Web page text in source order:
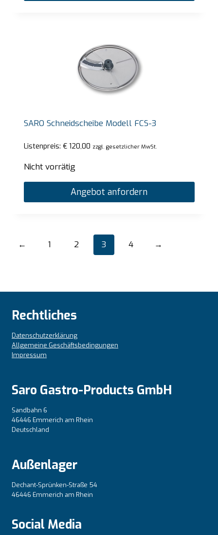
SARO Schneidscheibe Modell FCS-3
Listenpreis: €120,00 zzgl. gesetzlicher MwSt.
Nicht vorrätig
Angebot anfordern
← 1 2 3 4 →
Rechtliches
Datenschutzerklärung
Allgemeine Geschäftsbedingungen
Impressum
Saro Gastro-Products GmbH
Sandbahn 6
46446 Emmerich am Rhein
Deutschland
Außenlager
Dechant-Sprünken-Straße 54
46446 Emmerich am Rhein
Social Media